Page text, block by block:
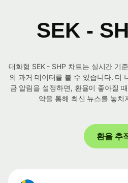
SEK -
대화형 SEK - SHP 차트는 실시간 기
의 과거 데이터를 볼 수 있습니다. 더
금 알림을 설정하면, 환율이 좋아질
약을 통해 최신 뉴스를 놓치
환율 추